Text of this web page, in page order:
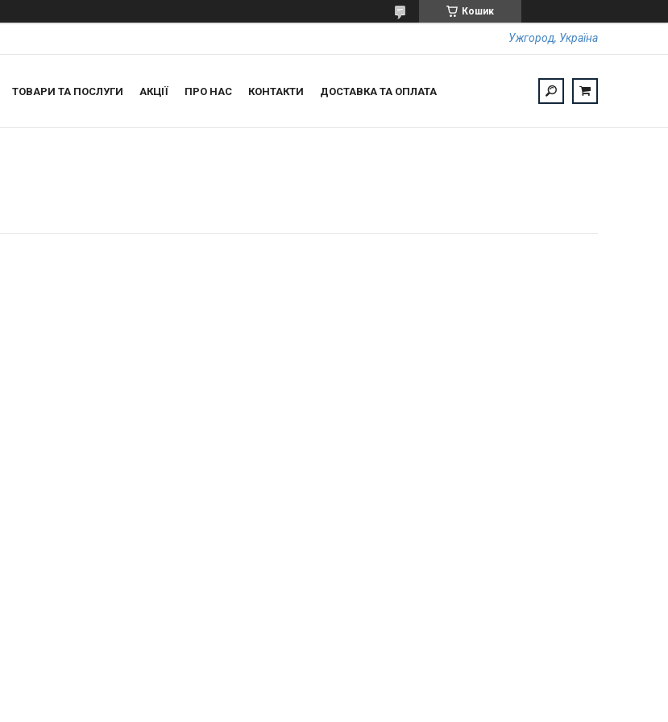
Кошик
Ужгород, Україна
ТОВАРИ ТА ПОСЛУГИ АКЦІЇ ПРО НАС КОНТАКТИ ДОСТАВКА ТА ОПЛАТА